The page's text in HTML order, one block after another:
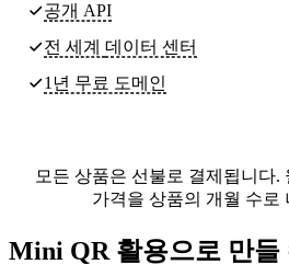
공개 API
전 세계 데이터 센터
1년 무료 도메인
모든 상품은 선불로 결제됩니다.
가격을 상품의 개월 수로
Mini QR 활용으로 만들